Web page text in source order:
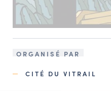
ORGANISÉ PAR
CITÉ DU VITRAIL